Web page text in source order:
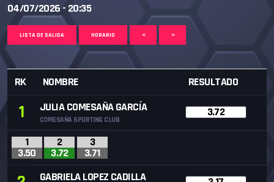
04/07/2026 - 20:35
LISTA DE SALIDA HORARIO < >
RK NOMBRE RESULTADO
1 JULIA COMESAÑA GARCÍA
COMESAÑA SPORTING CLUB
3.72
1
3.50
2
3.72
3
3.71
GABRIELA LOPEZ CADILLA